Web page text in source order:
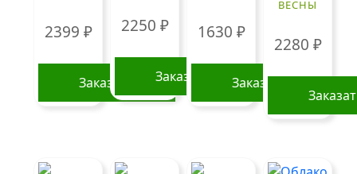
2399 ₽
Заказать
2250 ₽
Заказать
1630 ₽
Заказать
ВЕСНЫ
2280 ₽